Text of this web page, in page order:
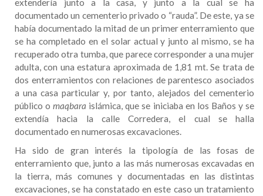
extendería junto a la casa, y junto a la cual se ha
documentado un cementerio privado o “rauda”. De este, ya se
había documentado la mitad de un primer enterramiento que
se ha completado en el solar actual y junto al mismo, se ha
recuperado otra tumba, que parece corresponder a una mujer
adulta, con una estatura aproximada de 1,81 mt. Se trata de
dos enterramientos con relaciones de parentesco asociados
a una casa particular y, por tanto, alejados del cementerio
público omaqbara islámica, que se iniciaba en los Baños y se
extendía hacia la calle Corredera, el cual se halla
documentado en numerosas excavaciones.
Ha sido de gran interés la tipología de las fosas de
enterramiento que, junto a las más numerosas excavadas en
la tierra, más comunes y documentadas en las distintas
excavaciones, se ha constatado en este caso un tratamiento